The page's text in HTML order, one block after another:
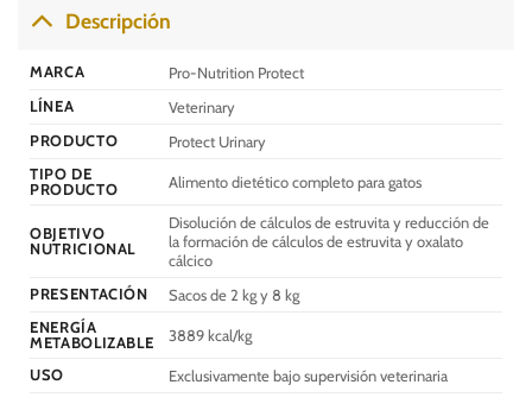
variantes.
Las
pueden
elegir
producto
Descripción
MARCA
Pro-Nutrition Protect
LÍNEA
Veterinary
PRODUCTO
Protect Urinary
TIPO DE
PRODUCTO
Alimento dietético completo para gatos
OBJETIVO
NUTRICIONAL
Disolución de cálculos de estruvita y reducción de
la formación de cálculos de estruvita y oxalato
cálcico
PRESENTACIÓN
Sacos de 2 kg y 8 kg
ENERGÍA
METABOLIZABLE
3889 kcal/kg
USO Exclusivamente bajo supervisión veterinaria